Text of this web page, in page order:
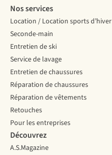
Nos services
Location / Location sports d’hiver
Seconde-main
Entretien de ski
Service de lavage
Entretien de chaussures
Réparation de chaussures
Réparation de vêtements
Retouches
Pour les entreprises
Découvrez
A.S.Magazine